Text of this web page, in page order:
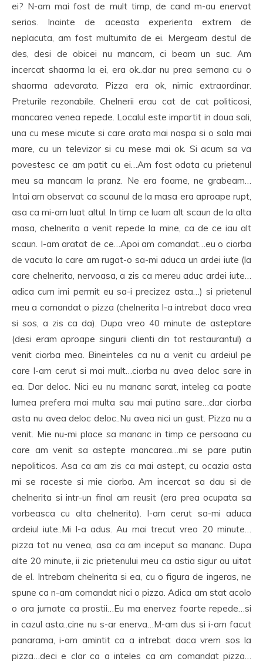
ei? N-am mai fost de mult timp, de cand m-au enervat
serios. Inainte de aceasta experienta extrem de
neplacuta, am fost multumita de ei. Mergeam destul de
des, desi de obicei nu mancam, ci beam un suc. Am
incercat shaorma la ei, era ok..dar nu prea semana cu o
shaorma adevarata. Pizza era ok, nimic extraordinar.
Preturile rezonabile. Chelnerii erau cat de cat politicosi,
mancarea venea repede. Localul este impartit in doua sali,
una cu mese micute si care arata mai naspa si o sala mai
mare, cu un televizor si cu mese mai ok. Si acum sa va
povestesc ce am patit cu ei…Am fost odata cu prietenul
meu sa mancam la pranz. Ne era foame, ne grabeam…
Intai am observat ca scaunul de la masa era aproape rupt,
asa ca mi-am luat altul. In timp ce luam alt scaun de la alta
masa, chelnerita a venit repede la mine, ca de ce iau alt
scaun. I-am aratat de ce…Apoi am comandat…eu o ciorba
de vacuta la care am rugat-o sa-mi aduca un ardei iute (la
care chelnerita, nervoasa, a zis ca mereu aduc ardei iute…
adica cum imi permit eu sa-i precizez asta…) si prietenul
meu a comandat o pizza (chelnerita l-a intrebat daca vrea
si sos, a zis ca da). Dupa vreo 40 minute de asteptare
(desi eram aproape singurii clienti din tot restaurantul) a
venit ciorba mea. Bineinteles ca nu a venit cu ardeiul pe
care l-am cerut si mai mult…ciorba nu avea deloc sare in
ea. Dar deloc. Nici eu nu mananc sarat, inteleg ca poate
lumea prefera mai multa sau mai putina sare…dar ciorba
asta nu avea deloc deloc..Nu avea nici un gust. Pizza nu a
venit. Mie nu-mi place sa mananc in timp ce persoana cu
care am venit sa astepte mancarea…mi se pare putin
nepoliticos. Asa ca am zis ca mai astept, cu ocazia asta
mi se raceste si mie ciorba. Am incercat sa dau si de
chelnerita si intr-un final am reusit (era prea ocupata sa
vorbeasca cu alta chelnerita). I-am cerut sa-mi aduca
ardeiul iute..Mi l-a adus. Au mai trecut vreo 20 minute…
pizza tot nu venea, asa ca am inceput sa mananc. Dupa
alte 20 minute, ii zic prietenului meu ca astia sigur au uitat
de el. Intrebam chelnerita si ea, cu o figura de ingeras, ne
spune ca n-am comandat nici o pizza. Adica am stat acolo
o ora jumate ca prostii…Eu ma enervez foarte repede…si
in cazul asta..cine nu s-ar enerva…M-am dus si i-am facut
panarama, i-am amintit ca a intrebat daca vrem sos la
pizza…deci e clar ca a inteles ca am comandat pizza…